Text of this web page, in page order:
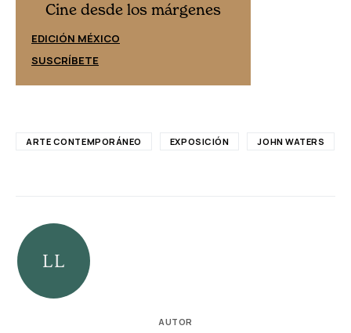
Cine desde los márgenes
EDICIÓN MÉXICO
SUSCRÍBETE
ARTE CONTEMPORÁNEO EXPOSICIÓN JOHN WATERS
AUTOR